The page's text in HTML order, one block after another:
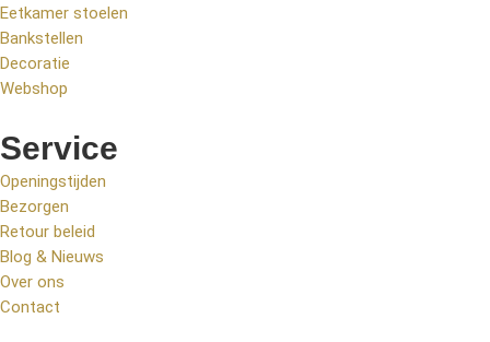
Eetkamer stoelen
Bankstellen
Decoratie
Webshop
Service
Openingstijden
Bezorgen
Retour beleid
Blog & Nieuws
Over ons
Contact